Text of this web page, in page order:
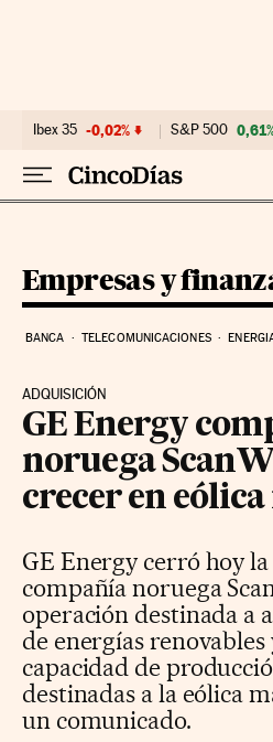
Ibex 35 -0,02% S&P 500
Empresas y
BANCA TELECOMUNICACIONES
ADQUISICIÓN
GE Energy
noruega
crecer en
GE Energy cerró hoy
compañía noruega
operación destinada a
de energías
capacidad de
destinadas a la eólica
un comunicado.